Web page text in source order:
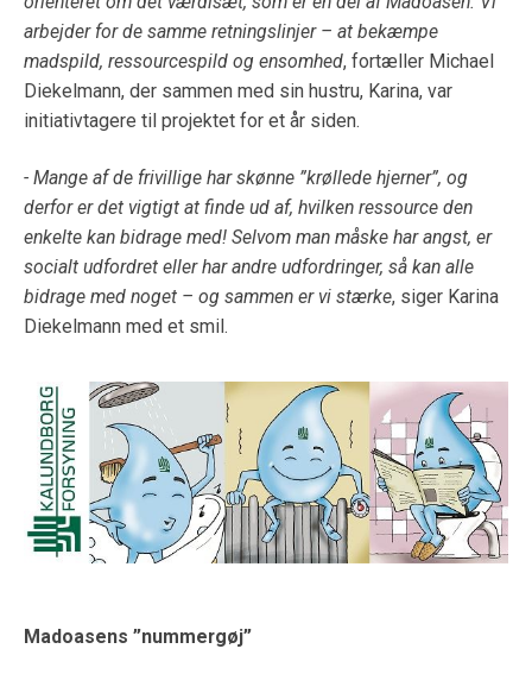
arbejder for de samme retningslinjer – at bekæmpe
madspild, ressourcespild og ensomhed, fortæller Michael
Diekelmann, der sammen med sin hustru, Karina, var
initiativtagere til projektet for et år siden.
- Mange af de frivillige har skønne ”krøllede hjerner”, og
derfor er det vigtigt at finde ud af, hvilken ressource den
enkelte kan bidrage med! Selvom man måske har angst, er
socialt udfordret eller har andre udfordringer, så kan alle
bidrage med noget – og sammen er vi stærke, siger Karina
Diekelmann med et smil.
Madoasens ”nummergøj”